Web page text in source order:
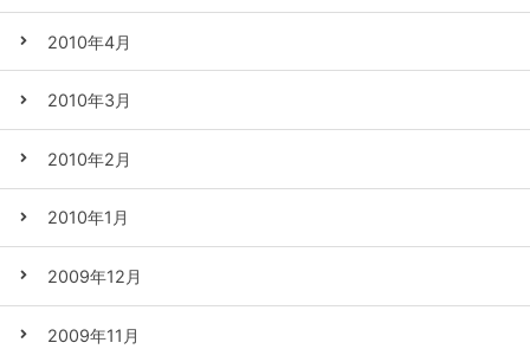
2010年4月
2010年3月
2010年2月
2010年1月
2009年12月
2009年11月